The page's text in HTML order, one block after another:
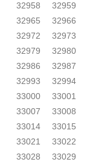
32958
32959
32965
32966
32972
32973
32979
32980
32986
32987
32993
32994
33000
33001
33007
33008
33014
33015
33021
33022
33028
33029